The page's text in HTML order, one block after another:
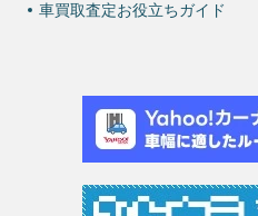
車買取査定お役立ちガイド